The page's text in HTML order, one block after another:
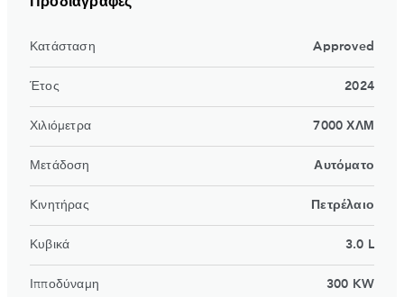
Προδιαγραφές
Κατάσταση Approved
Έτος 2024
Χιλιόμετρα 7000 ΧΛΜ
Μετάδοση Αυτόματο
Kινητήρας Πετρέλαιο
Κυβικά 3.0 L
Ιπποδύναμη 300 KW